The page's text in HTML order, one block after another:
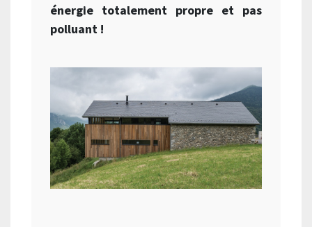
énergie totalement propre et pas
polluant !